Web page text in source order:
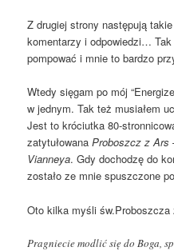
Z drugiej strony następują
komentarzy i odpowiedzi…
pompować i mnie to bardzo
Wtedy sięgam po mój
w jednym. Tak też musiałem
Jest to króciutka 80-
zatytułowanaProboszcz z Ars
Vianneya. Gdy dochodzę do
zostało ze mnie spuszczone
Oto kilka myśli św.Proboszcza
Pragniecie modlić się do Boga,